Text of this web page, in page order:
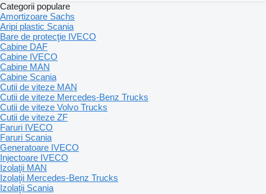
Categorii populare
Amortizoare Sachs
Aripi plastic Scania
Bare de protecţie IVECO
Cabine DAF
Cabine IVECO
Cabine MAN
Cabine Scania
Cutii de viteze MAN
Cutii de viteze Mercedes-Benz Trucks
Cutii de viteze Volvo Trucks
Cutii de viteze ZF
Faruri IVECO
Faruri Scania
Generatoare IVECO
Injectoare IVECO
Izolaţii MAN
Izolaţii Mercedes-Benz Trucks
Izolaţii Scania